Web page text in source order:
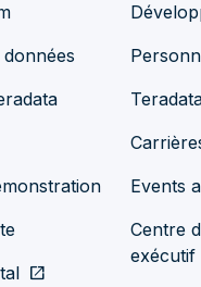
open_in_new
Events
Centre
exécutif